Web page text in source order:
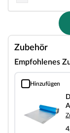
Zubehör
Empfohlenes
Hinzufügen
Dämmunterlage